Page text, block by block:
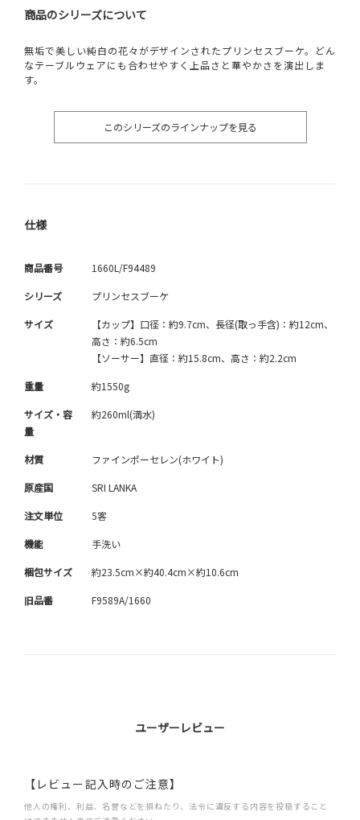
商品のシリーズについて
無垢で美しい純白の花々がデザインされたプリンセスブーケ。どん
なテーブルウェアにも合わせやすく上品さと華やかさを演出しま
す。
このシリーズのラインナップを見る
仕様
商品番号 1660L/F94489
シリーズ プリンセスブーケ
サイズ
【カップ】口径：約9.7cm、長径(取っ手含)：約12cm、
高さ：約6.5cm
【ソーサー】直径：約15.8cm、高さ：約2.2cm
重量 約1550g
サイズ・容
量
約260ml(満水)
材質 ファインポーセレン(ホワイト)
原産国 SRI LANKA
注文単位 5客
機能 手洗い
梱包サイズ 約23.5cm×約40.4cm×約10.6cm
旧品番 F9589A/1660
ユーザーレビュー
【レビュー記入時のご注意】
他人の権利、利益、名誉などを損ねたり、法令に違反する内容を投稿すること